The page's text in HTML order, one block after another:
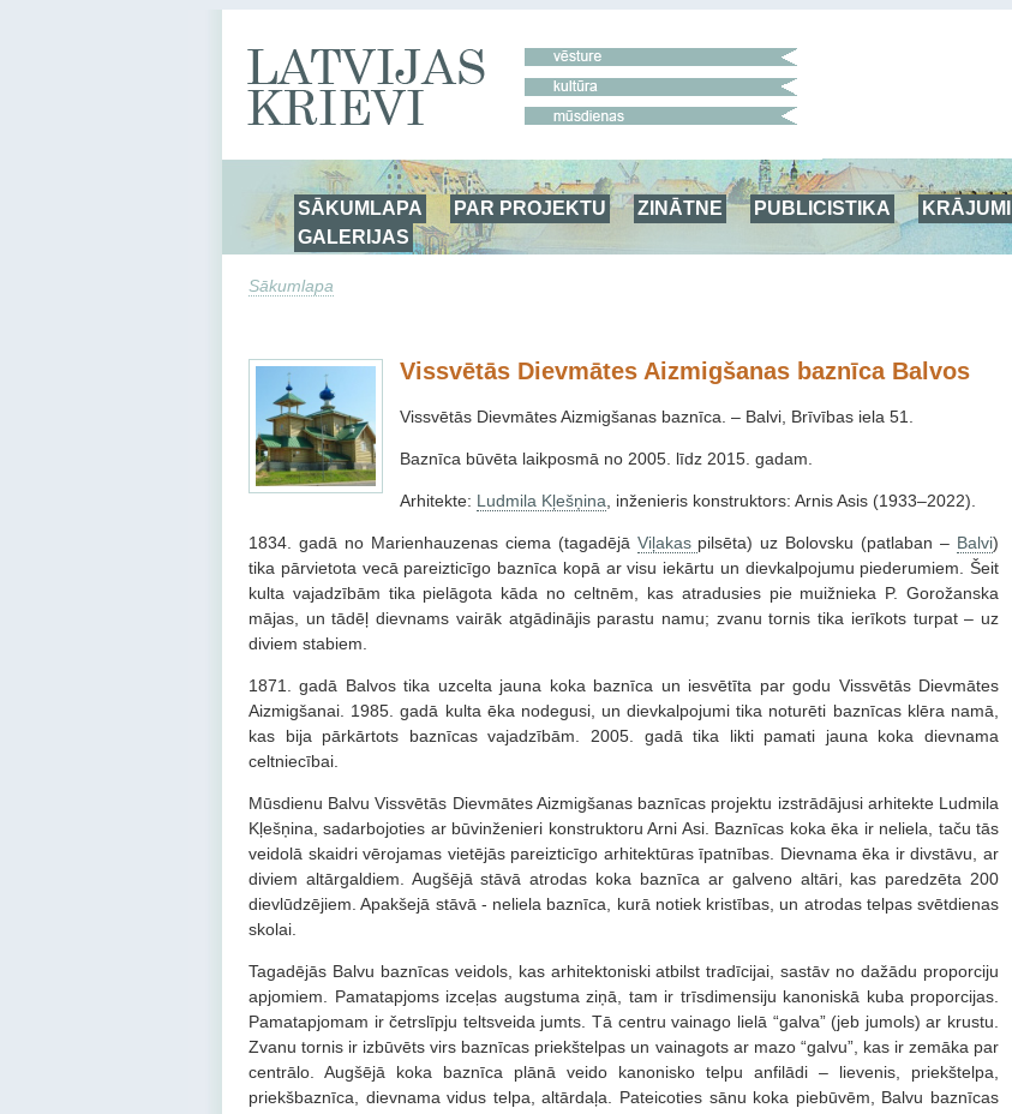
SĀKUMLAPA PAR PROJEKTU ZINĀTNE PUBLICISTIKA KRĀJUMI
GALERIJAS
Sākumlapa
Vissvētās Dievmātes Aizmigšanas baznīca Balvos
Vissvētās Dievmātes Aizmigšanas baznīca. – Balvi, Brīvības iela 51.
Baznīca būvēta laikposmā no 2005. līdz 2015. gadam.
Arhitekte: Ludmila Kļešņina , inženieris konstruktors: Arnis Asis (1933–2022).
1834. gadā no Marienhauzenas ciema (tagadējā Viļakas pilsēta) uz Bolovsku (patlaban – Balvi)
tika pārvietota vecā pareizticīgo baznīca kopā ar visu iekārtu un dievkalpojumu piederumiem. Šeit
kulta vajadzībām tika pielāgota kāda no celtnēm, kas atradusies pie muižnieka P. Gorožanska
mājas, un tādēļ dievnams vairāk atgādinājis parastu namu; zvanu tornis tika ierīkots turpat – uz
diviem stabiem.
1871. gadā Balvos tika uzcelta jauna koka baznīca un iesvētīta par godu Vissvētās Dievmātes
Aizmigšanai. 1985. gadā kulta ēka nodegusi, un dievkalpojumi tika noturēti baznīcas klēra namā,
kas bija pārkārtots baznīcas vajadzībām. 2005. gadā tika likti pamati jauna koka dievnama
celtniecībai.
Mūsdienu Balvu Vissvētās Dievmātes Aizmigšanas baznīcas projektu izstrādājusi arhitekte Ludmila
Kļešņina, sadarbojoties ar būvinženieri konstruktoru Arni Asi. Baznīcas koka ēka ir neliela, taču tās
veidolā skaidri vērojamas vietējās pareizticīgo arhitektūras īpatnības. Dievnama ēka ir divstāvu, ar
diviem altārgaldiem. Augšējā stāvā atrodas koka baznīca ar galveno altāri, kas paredzēta 200
dievlūdzējiem. Apakšejā stāvā - neliela baznīca, kurā notiek kristības, un atrodas telpas svētdienas
skolai.
Tagadējās Balvu baznīcas veidols, kas arhitektoniski atbilst tradīcijai, sastāv no dažādu proporciju
apjomiem. Pamatapjoms izceļas augstuma ziņā, tam ir trīsdimensiju kanoniskā kuba proporcijas.
Pamatapjomam ir četrslīpju teltsveida jumts. Tā centru vainago lielā “galva” (jeb jumols) ar krustu.
Zvanu tornis ir izbūvēts virs baznīcas priekštelpas un vainagots ar mazo “galvu”, kas ir zemāka par
centrālo. Augšējā koka baznīca plānā veido kanonisko telpu anfilādi – lievenis, priekštelpa,
priekšbaznīca, dievnama vidus telpa, altārdaļa. Pateicoties sānu koka piebūvēm, Balvu baznīcas